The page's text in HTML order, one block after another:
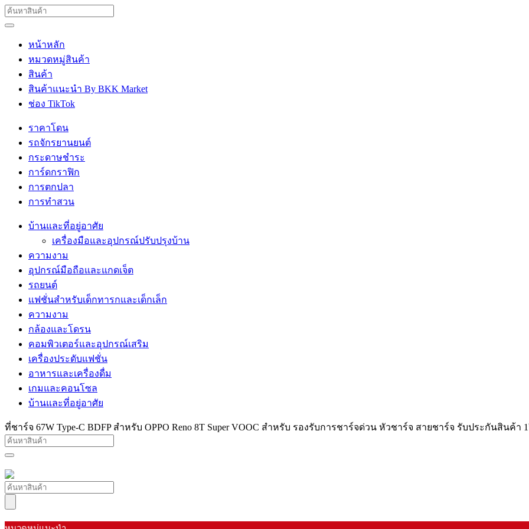
หน้าหลัก
หมวดหมู่สินค้า
สินค้า
สินค้าแนะนำ By BKK Market
ช่อง TikTok
ราคาโดน
รถจักรยานยนต์
กระดาษชำระ
การ์ดกราฟิก
การตกปลา
การทำสวน
บ้านและที่อยู่อาศัย
เครื่องมือและอุปกรณ์ปรับปรุงบ้าน
ความงาม
อุปกรณ์มือถือและแกดเจ็ต
รถยนต์
แฟชั่นสำหรับเด็กทารกและเด็กเล็ก
ความงาม
กล้องและโดรน
คอมพิวเตอร์และอุปกรณ์เสริม
เครื่องประดับแฟชั่น
อาหารและเครื่องดื่ม
เกมและคอนโซล
บ้านและที่อยู่อาศัย
ที่ชาร์จ 67W Type-C BDFP สำหรับ OPPO Reno 8T Super VOOC สำหรับ รองรับการชาร์จด่วน หัวชาร์จ สายชาร์จ รับประกันสินค้า